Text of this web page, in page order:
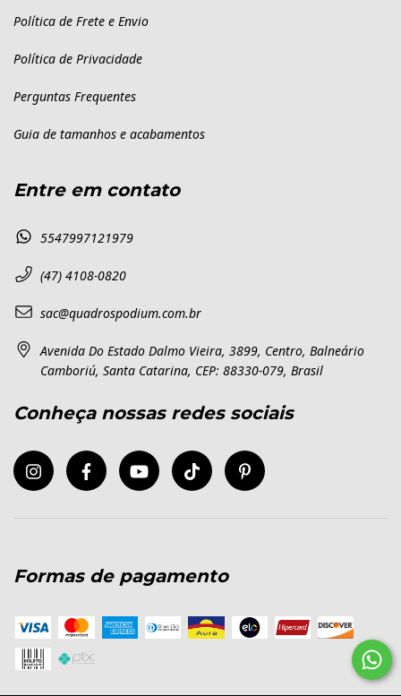
Política de Frete e Envio
Política de Privacidade
Perguntas Frequentes
Guia de tamanhos e acabamentos
Entre em contato
5547997121979
(47) 4108-0820
sac@quadrospodium.com.br
Avenida Do Estado Dalmo Vieira, 3899, Centro, Balneário
Camboriú, Santa Catarina, CEP: 88330-079, Brasil
Conheça nossas redes sociais
Formas de pagamento